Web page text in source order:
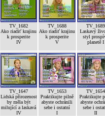
TV_1682
Ako riadiť krajinu
k prosperite
IV
TV_1688
Ako riadiť krajinu
k prosperite
V
TV_1689
Laskavý
styl
planetě I
TV_1647
Lidská přirozenost
by měla být
milující a laskavá
IV
TV_1653
Praktikujte pilně
abyste ochránili
sebe i ostatní
I
TV_1654
Praktikujte
abyste
sebe i
II